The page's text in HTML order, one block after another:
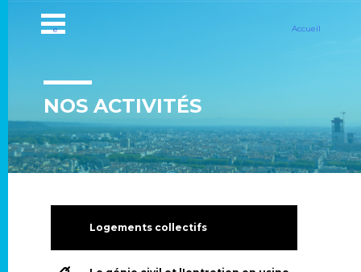
e Accueil
NOS ACTIVITÉS
Logements collectifs